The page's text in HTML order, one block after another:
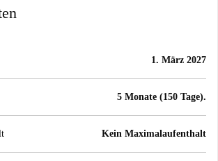
1. März 2027
5 Monate (150 Tage).
Kein Maximalaufenthalt